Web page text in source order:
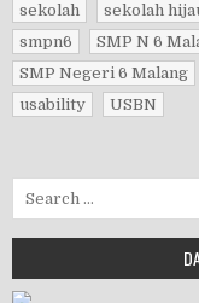
sekolah
sekolah
smpn6
SMP N 6
SMP Negeri 6 Malang
usability
USBN
Search for: